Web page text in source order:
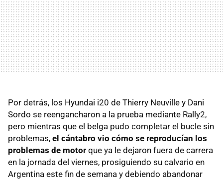
Por detrás, los Hyundai i20 de Thierry Neuville y Dani
Sordo se reengancharon a la prueba mediante Rally2,
pero mientras que el belga pudo completar el bucle sin
problemas, el cántabro vio cómo se reproducían los
problemas de motor que ya le dejaron fuera de carrera
en la jornada del viernes, prosiguiendo su calvario en
Argentina este fin de semana y debiendo abandonar